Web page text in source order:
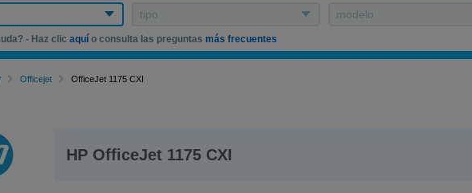
tipo modelo
- Haz clicaquí o consulta las preguntas más frecuentes
Officejet OfficeJet 1175 CXI
HP OfficeJet 1175 CXI